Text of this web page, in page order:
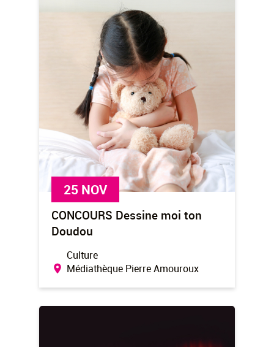
CONCOURS Dessine moi ton
Doudou
25 NOV
Culture
Médiathèque Pierre Amouroux